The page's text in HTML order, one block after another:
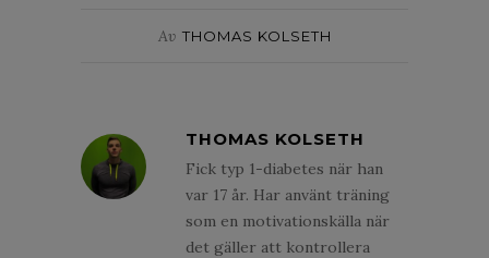
Av THOMAS KOLSETH
THOMAS KOLSETH
Fick typ 1-diabetes när han
var 17 år. Har använt träning
som en motivationskälla när
det gäller att kontrollera